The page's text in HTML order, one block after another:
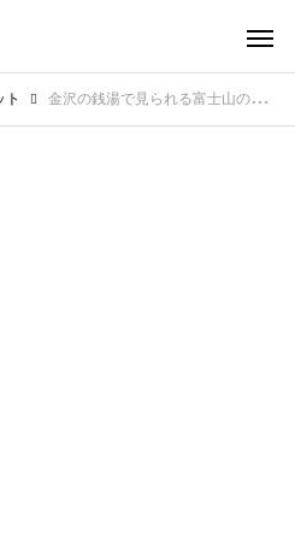
ト 金沢の銭湯で見られる富士山の美しいペンキ絵！レトロな空間で心身を癒す